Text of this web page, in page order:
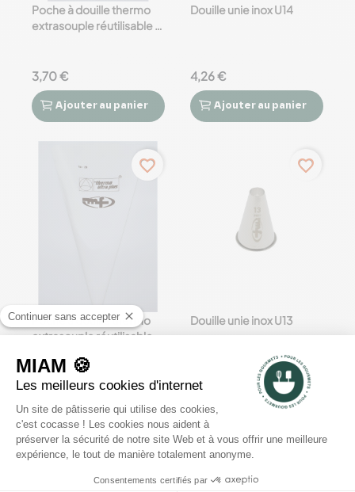
Poche à douille thermo
extrasouple réutilisable -
3,70 €
 
Ajouter au panier
Douille unie inox U14
4,26 €
 
Ajouter au panier
favorite_border
Poche à douille thermo
extrasouple réutilisable -
3,64 €
 
Ajouterau panier
favorite_border
Douille unie inox U13
3,12 €
 
Ajouter
favorite_border